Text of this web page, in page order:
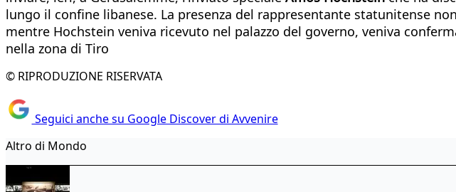
lungo il confine libanese. La presenza del rappresentante statunitense
mentre Hochstein veniva ricevuto nel palazzo del governo, veniva
nella zona di Tiro
© RIPRODUZIONE RISERVATA
Seguici anche su Google Discover di Avvenire
Altro di Mondo